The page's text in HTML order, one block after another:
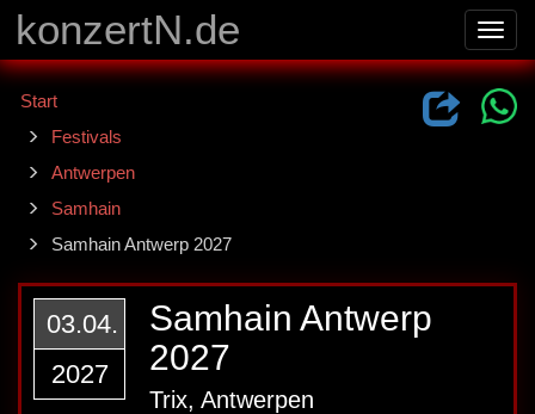
konzertN.de
Start
Festivals
Antwerpen
Samhain
Samhain Antwerp 2027
03.04.
2027
Samhain Antwerp
2027
Trix, Antwerpen